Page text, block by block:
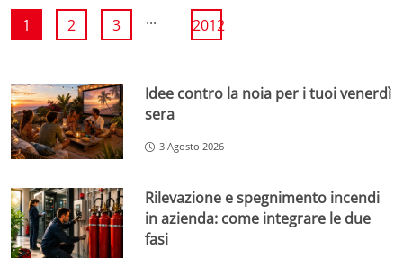
1 2 3 ... 2012
Idee contro la noia per i tuoi venerdì
sera
3 Agosto 2026
Rilevazione e spegnimento incendi
in azienda: come integrare le due
fasi